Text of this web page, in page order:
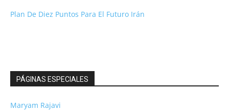
Plan De Diez Puntos Para El Futuro Irán
PÁGINAS ESPECIALES
Maryam Rajavi